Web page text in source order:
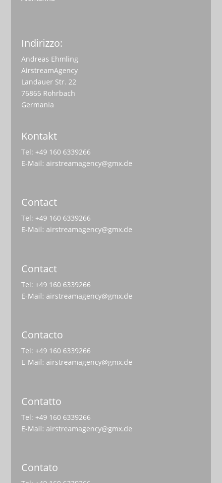
Indirizzo:
Andreas Ehmling
AirstreamAgency
Landauer Str. 22
76865 Rohrbach
Germania
Kontakt
Tel: +49 160 6339266
E-Mail: airstreamagency@gmx.de
Contact
Tel: +49 160 6339266
E-Mail: airstreamagency@gmx.de
Contact
Tel: +49 160 6339266
E-Mail: airstreamagency@gmx.de
Contacto
Tel: +49 160 6339266
E-Mail: airstreamagency@gmx.de
Contatto
Tel: +49 160 6339266
E-Mail: airstreamagency@gmx.de
Contato